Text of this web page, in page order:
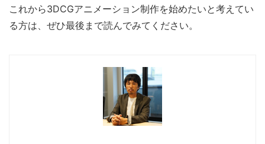
これから3DCGアニメーション制作を始めたいと考えてい
る方は、ぜひ最後まで読んでみてください。